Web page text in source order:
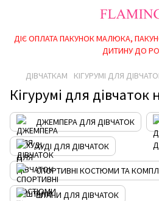
ДІЄ ОПЛАТА ПАКУНОК МАЛЮКА,
ДИТИНУ ДО
ДІВЧАТКАМ КІГУРУМІ ДЛЯ
Кігурумі для дівчаток
ДЖЕМПЕРА ДЛЯ ДІВЧАТОК
ХУДІ ДЛЯ ДІВЧАТОК
СПОРТИВНІ КОСТЮМИ ТА
ШТАНИ ДЛЯ ДІВЧАТОК